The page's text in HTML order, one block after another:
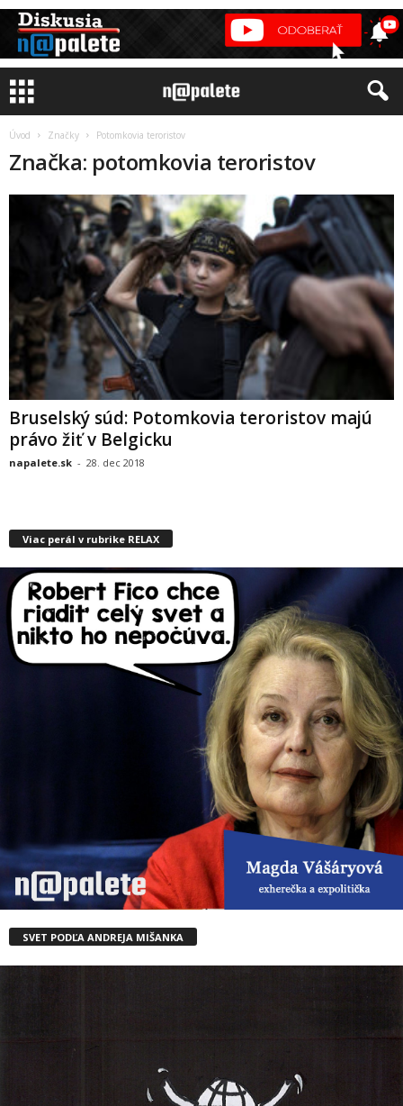
Úvod Značky Potomkovia teroristov
Značka: potomkovia teroristov
Bruselský súd: Potomkovia teroristov majú
právo žiť v Belgicku
napalete.sk - 28. dec 2018
Viac perál v rubrike RELAX
SVET PODĽA ANDREJA MIŠANKA